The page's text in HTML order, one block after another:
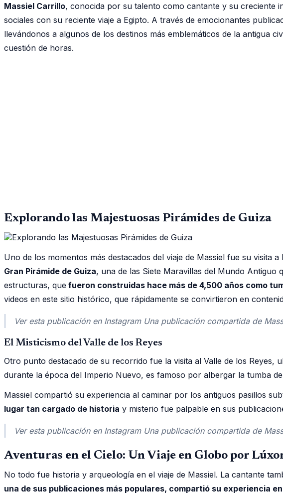
Massiel Carrillo, conocida por su talento como cantante y su creciente
sociales con su reciente viaje a Egipto. A través de emocionantes
llevándonos a algunos de los destinos más emblemáticos de la antigua
cuestión de horas.
Explorando las Majestuosas Pirámides de Guiza
Uno de los momentos más destacados del viaje de Massiel fue su visita
Gran Pirámide de Guiza, una de las Siete Maravillas del Mundo Antiguo
estructuras, que fueron construidas hace más de 4,500 años como
videos en este sitio histórico, que rápidamente se convirtieron en
Ver esta publicación en Instagram Una publicación compartida de
El Misticismo del Valle de los Reyes
Otro punto destacado de su recorrido fue la visita al Valle de los
durante la época del Imperio Nuevo, es famoso por albergar la tumba
Massiel compartió su experiencia al caminar por los antiguos pasillos
lugar tan cargado de historia y misterio fue palpable en sus
Ver esta publicación en Instagram Una publicación compartida de
Aventuras en el Cielo: Un Viaje en Globo por
No todo fue historia y arqueología en el viaje de Massiel. La cantante
una de sus publicaciones más populares, compartió su experiencia